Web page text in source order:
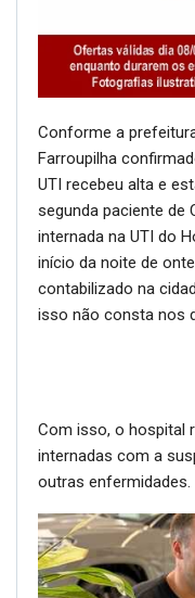
Conforme a
Farroupilha
UTI recebeu alta e
segunda paciente de
internada na UTI do
início da noite de
contabilizado na
isso não consta nos
Com isso, o hospital
internadas com a
outras enfermidades.